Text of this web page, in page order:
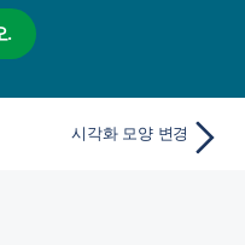
.
시각화 모양 변경